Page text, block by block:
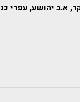
א.ב יהושע, עפרי